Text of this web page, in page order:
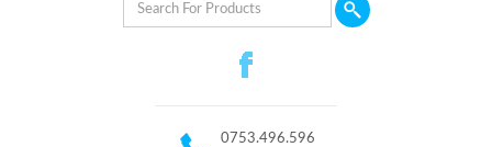
0753.496.596